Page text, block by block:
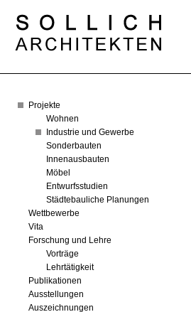
Projekte
Wohnen
Industrie und Gewerbe
Sonderbauten
Innenausbauten
Möbel
Entwurfsstudien
Städtebauliche Planungen
Wettbewerbe
Vita
Forschung und Lehre
Vorträge
Lehrtätigkeit
Publikationen
Ausstellungen
Auszeichnungen